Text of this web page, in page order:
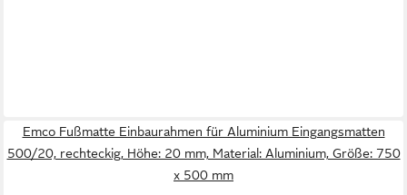
Emco Fußmatte Einbaurahmen für Aluminium Eingangsmatten
500/20, rechteckig, Höhe: 20 mm, Material: Aluminium, Größe: 750
x 500 mm